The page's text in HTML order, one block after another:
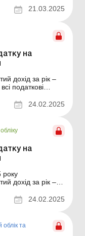
розглянемо, які
фермерського
21.03.2025
на
дохід за рік –
податкові
застосовувати
яким чином на
24.02.2025
на
року
дохід за рік –
Бухгалтер
застосовувати
24.02.2025
облік та